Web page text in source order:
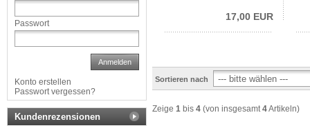
17,00 EUR
Sortieren nach
Zeige 1 bis 4 (von insgesamt4Artikeln)
Passwort
Anmelden
Konto erstellen
Passwort vergessen?
Kundenrezensionen